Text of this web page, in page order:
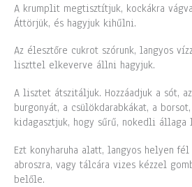
A krumplit megtisztítjuk, kockákra
Áttörjük, és hagyjuk kihűlni.
Az élesztőre cukrot szórunk, langyos
liszttel elkeverve állni hagyjuk.
A lisztet átszitáljuk. Hozzáadjuk a sót,
burgonyát, a csülökdarabkákat, a
kidagasztjuk, hogy sűrű, nokedli állaga
Ezt konyharuha alatt, langyos helyen
abroszra, vagy tálcára vizes kézzel
belőle.